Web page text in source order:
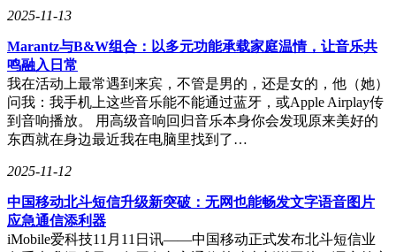
Loop，并采用Apache 2.0协议。这意味着开发者无需复杂配置
上线到后续监控运维的全过程。同时，火山引擎的企业级
Agent平台HiAgent也同步支持与扣子开源版对接，通过共享
Agent标准，支持扣子开源版智能体的纳管。
在基础设施层面，AI部署过去面临的一大痛点是“算力贵且不
灵活”。尤其是经过微调的企业自有专用模型，在托管至云计
费的方式缺乏灵活性，容易造成资源浪费。火山此次发布的企
业自有模型托管方案解决了这一问题。企业可将自训练模型托
管至火山方舟，无需自行管理GPU调度等复杂操作，甚至能
按需选择部署机型与推理性能指标。在业务低峰期，系统能自
动释放资源，避免为闲置资源买单，从而实现更高的资源利用
2025-11-13
Marantz与B&W组合：以多元功能承载家庭温情，让音乐共
鸣融入日常
我在活动上最常遇到来宾，不管是男的，还是女的，他（她）
问我：我手机上这些音乐能不能通过蓝牙，或Apple Airplay传
到音响播放。 用高级音响回归音乐本身你会发现原来美好的
东西就在身边最近我在电脑里找到了…
2025-11-12
中国移动北斗短信升级新突破：无网也能畅发文字语音图片
应急通信添利器
iMobile爱科技11月11日讯——中国移动正式发布北斗短信业